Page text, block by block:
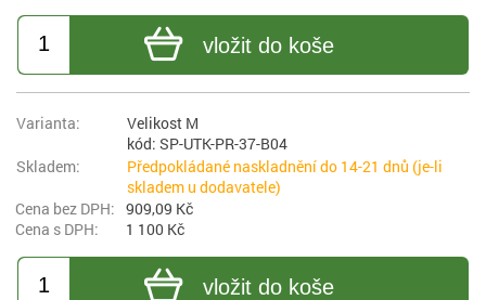
vložit do koše
Velikost M
kód: SP-UTK-PR-37-B04
Předpokládané naskladnění do 14-21 dnů (je-li
skladem u dodavatele)
909,09 Kč
1 100 Kč
vložit do koše